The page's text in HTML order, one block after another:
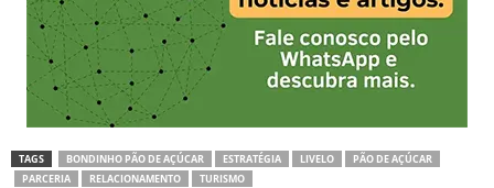
TAGS BONDINHO PÃO DE AÇÚCAR ESTRATÉGIA LIVELO
PÃO DE AÇÚCAR
PARCERIA
RELACIONAMENTO TURISMO